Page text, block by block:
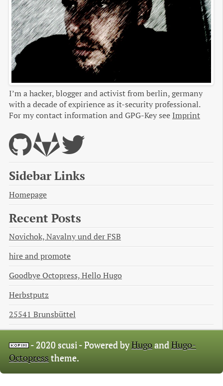
I’m a hacker, blogger and activist from berlin, germany
with a decade of expirience as it-security professional.
For my contact information and GPG-Key see Imprint
Sidebar Links
Homepage
Recent Posts
Novichok, Navalny und der FSB
hire and promote
Goodbye Octopress, Hello Hugo
Herbstputz
25541 Brunsbüttel
- 2020 scusi -Powered byHugoandHugo-
Octopress theme.